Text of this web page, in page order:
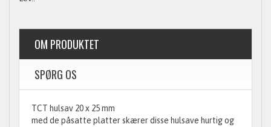
OM PRODUKTET
SPØRG OS
TCT hulsav 20 x 25 mm
med de påsatte platter skærer disse hulsave hurtig og